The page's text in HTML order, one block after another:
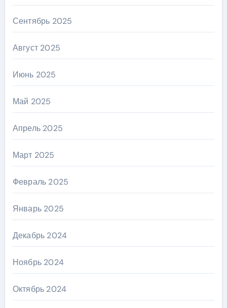
Сентябрь 2025
Август 2025
Июнь 2025
Май 2025
Апрель 2025
Март 2025
Февраль 2025
Январь 2025
Декабрь 2024
Ноябрь 2024
Октябрь 2024